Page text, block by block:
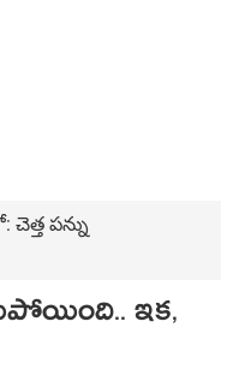
చెత్త పన్ను
ఇక‌,